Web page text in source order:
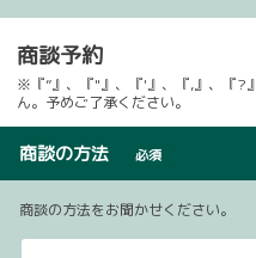
商談予約
※『”』、『"』、『'』、『,』、『?
ん。予めご了承ください。
商談の方法 必須
商談の方法をお聞かせください。